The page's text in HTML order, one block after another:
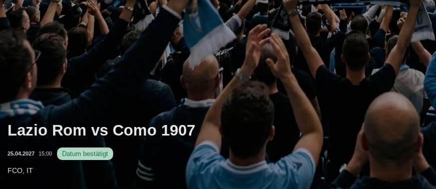
Lazio Rom vs Como 1907
25.04.2027 15:00 Datum bestätigt
FCO, IT